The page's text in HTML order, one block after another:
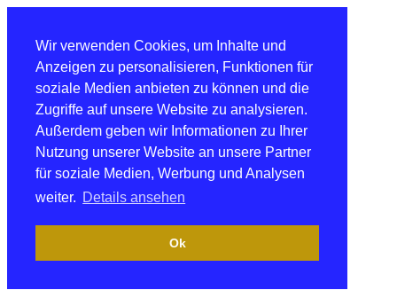
Wir verwenden Cookies, um Inhalte und
Anzeigen zu personalisieren, Funktionen für
soziale Medien anbieten zu können und die
Zugriffe auf unsere Website zu analysieren.
Außerdem geben wir Informationen zu Ihrer
Nutzung unserer Website an unsere Partner
für soziale Medien, Werbung und Analysen
weiter. Details ansehen
Ok